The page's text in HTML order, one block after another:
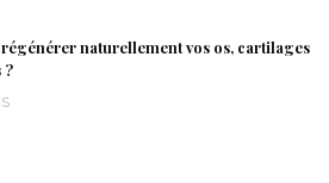
naturellement vos os, cartilages
?